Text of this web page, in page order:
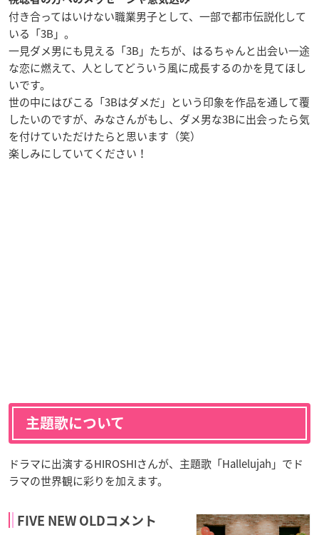
付き合ってはいけない職業男子として、一部で都市伝説化して
いる「3B」。
一見ダメ男にも見える「3B」たちが、はるちゃんと出会い一途
な恋に燃えて、人としてどういう風に成長するのかを見てほし
いです。
世の中にはびこる「3Bはダメだ」という印象を作品を通して覆
したいのですが、みなさんがもし、ダメ男な3Bに出会ったら気
を付けていただけたらと思います（笑）
楽しみにしていてください！
主題歌について
ドラマに出演するHIROSHIさんが、主題歌「Hallelujah」でド
ラマの世界観に彩りを加えます。
FIVE NEW OLDコメント